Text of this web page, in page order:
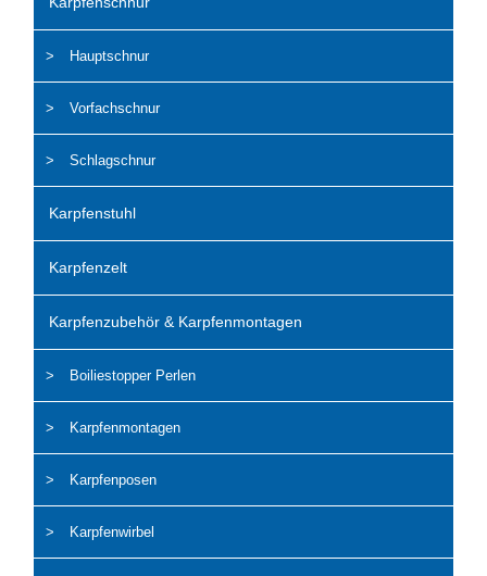
Hauptschnur
Vorfachschnur
Schlagschnur
Karpfenstuhl
Karpfenzelt
Karpfenzubehör & Karpfenmontagen
Boiliestopper Perlen
Karpfenmontagen
Karpfenposen
Karpfenwirbel